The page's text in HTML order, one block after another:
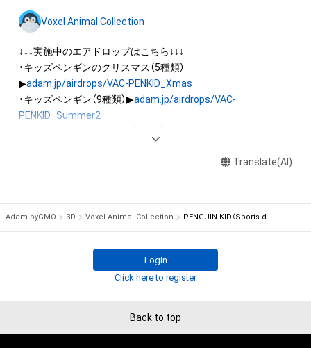
作権を有する方、著作隣接権の権利者またはその管理委託を受
けている者によって保護されています。そのため、本アイテム
を保有していたとしても、本アイテムに関する創作物にかかる
知的財産権を有することを意味しません。
・本アイテムの著作権を有する方、著作隣接権の権利者またはそ
の管理委託を受けている者からの事前の同意なしに、上記の「本
アイテムの保有者が有する権利」の範囲を超えた行為、知的財産
ル、リバースエンジニアリングを含みますが、これに限定されま
Voxel Animal Collection
↓↓↓実施中のエアドロップはこちら↓↓↓
・キッズペンギンのクリスマス（5種類）
▶adam.jp/airdrops/VAC-PENKID_Xmas
・キッズペンギン（9種類）▶adam.jp/airdrops/VAC-
PENKID_Summer2
・フクロウ（3種類）▶adam.jp/airdrops/VAC-OWL
adam.jp/airdrops/VAC-NY2024
Translate(AI)
Adam byGMO 3D Voxel Animal Collection PENGUIN KID（Sports day style）
Login
Click here to register
Back to top